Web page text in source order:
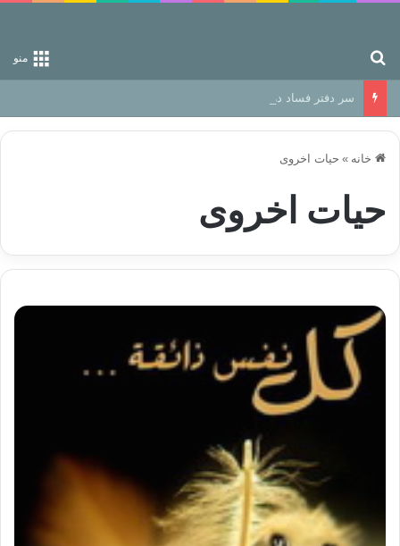
منو
سر دفتر فساد در زمین‌، دوری وکناره‌گیری از راه خداست‌!
خانه » حیات اخروی
حیات اخروی